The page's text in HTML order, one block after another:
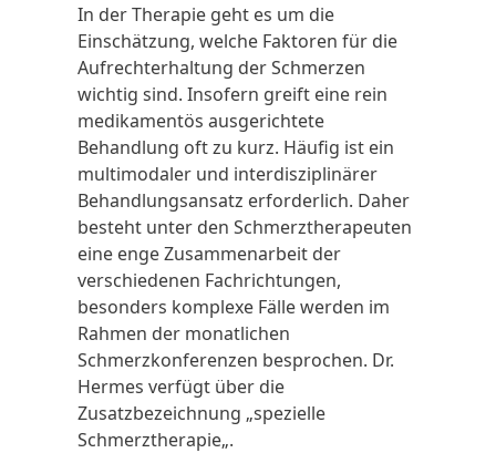
In der Therapie geht es um die
Einschätzung, welche Faktoren für die
Aufrechterhaltung der Schmerzen
wichtig sind. Insofern greift eine rein
medikamentös ausgerichtete
Behandlung oft zu kurz. Häufig ist ein
multimodaler und interdisziplinärer
Behandlungsansatz erforderlich. Daher
besteht unter den Schmerztherapeuten
eine enge Zusammenarbeit der
verschiedenen Fachrichtungen,
besonders komplexe Fälle werden im
Rahmen der monatlichen
Schmerzkonferenzen besprochen. Dr.
Hermes verfügt über die
Zusatzbezeichnung „spezielle
Schmerztherapie„.